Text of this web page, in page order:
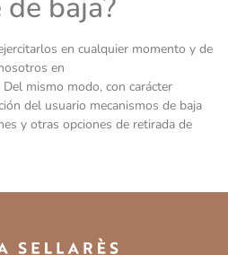
en cualquier momento y de
en
Del mismo modo, con carácter
del usuario mecanismos de baja
y otras opciones de retirada de